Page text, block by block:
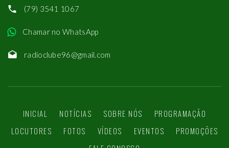
(79) 3541 1067
Chamar no WhatsApp
radioclube96@gmail.com
INICIAL NOTÍCIAS SOBRE NÓS
PROGRAMAÇÃO
LOCUTORES
FOTOS VÍDEOS EVENTOS
PROMOÇÕES